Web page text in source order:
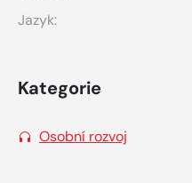
Jazyk:
Kategorie
Osobní rozvoj